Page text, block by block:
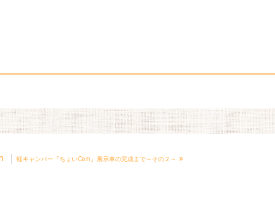
軽キャンパー『ちょいCam』展示車の完成まで～その２～ »